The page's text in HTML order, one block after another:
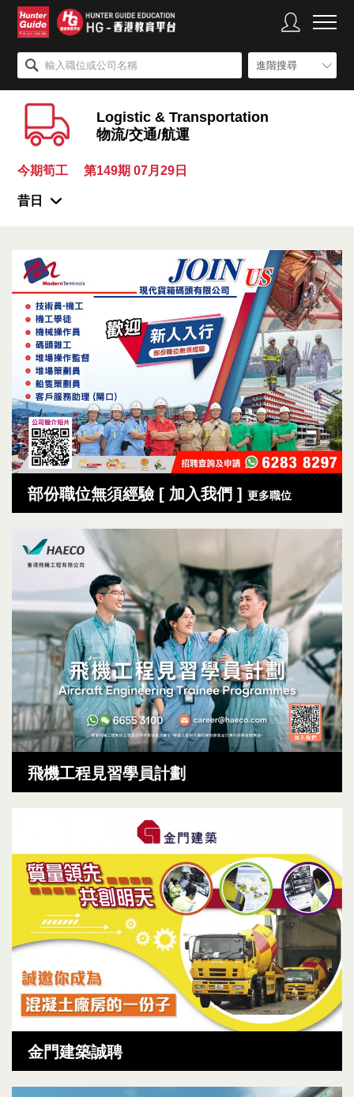
進階搜尋
Logistic & Transportation
物流/交通/航運
今期筍工 第149期 07月29日
昔日
部份職位無須經驗 [ 加入我們 ] 更多職位
飛機工程見習學員計劃
金門建築誠聘